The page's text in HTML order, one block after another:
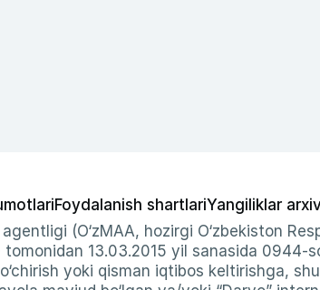
Foydalanish shartlariYangiliklar
(O‘zMAA, hozirgi O‘zbekiston
13.03.2015 yil sanasida 0944-
yoki qisman iqtibos keltirishga,